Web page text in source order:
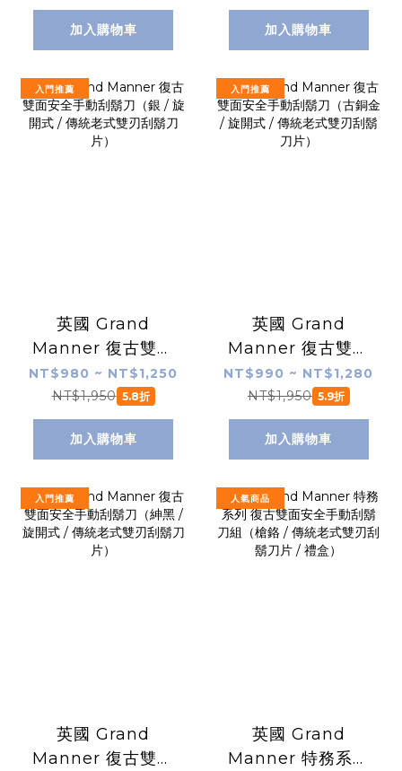
傳統老式雙刃刮鬍
刀片）
加入購物車
頭 / 傳統老式雙刃
刮鬍刀片）
加入購物車
入門推薦
英國 Grand
Manner 復古雙面
安全手動刮鬍刀
（銀 / 旋開式 / 傳
統老式雙刃刮鬍刀
片）
NT$980 ~ NT$1,250
NT$1,950 5.8折
加入購物車
入門推薦
英國 Grand
Manner 復古雙面
安全手動刮鬍刀
（古銅金 / 旋開式 /
傳統老式雙刃刮鬍
刀片）
NT$990 ~ NT$1,280
NT$1,950 5.9折
加入購物車
入門推薦
英國 Grand
Manner 復古雙面
人氣商品
英國 Grand
Manner 特務系列